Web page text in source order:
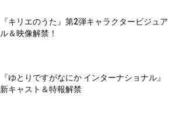
『キリエのうた』第2弾キャラクタービジュア
ル＆映像解禁！
『ゆとりですがなにか インターナショナル』
新キャスト＆特報解禁